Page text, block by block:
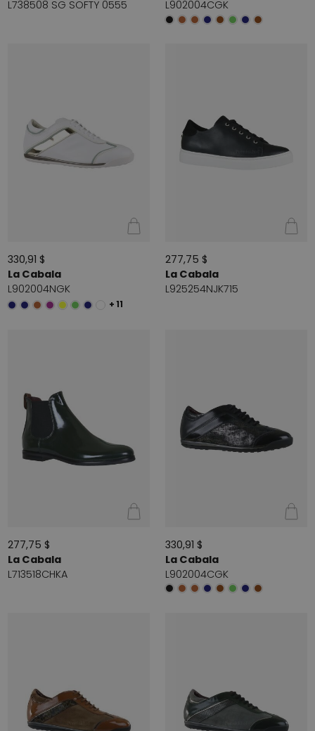
L738508 SG SOFTY 0555
L902004CGK
330,91 $
La Cabala
L902004NGK
+ 11
277,75 $
La Cabala
L925254NJK715
277,75 $
La Cabala
L713518CHKA
330,91 $
La Cabala
L902004CGK